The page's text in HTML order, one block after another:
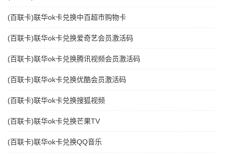
(百联卡)联华ok卡兑换中百超市购物卡
(百联卡)联华ok卡兑换爱奇艺会员激活码
(百联卡)联华ok卡兑换腾讯视频会员激活码
(百联卡)联华ok卡兑换优酷会员激活码
(百联卡)联华ok卡兑换搜狐视频
(百联卡)联华ok卡兑换芒果TV
(百联卡)联华ok卡兑换QQ音乐